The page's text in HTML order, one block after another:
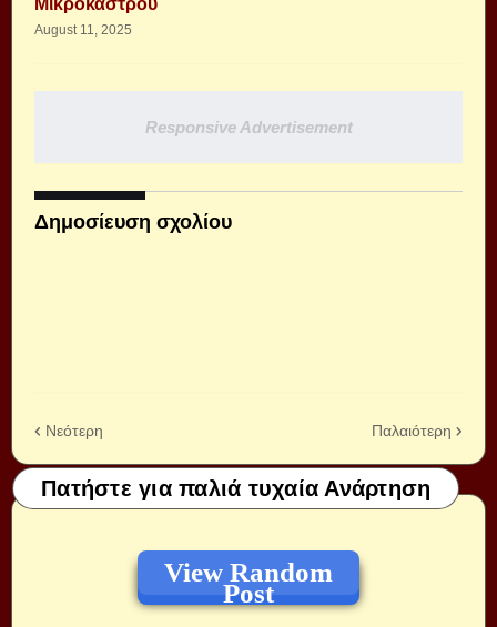
Μικροκάστρου
August 11, 2025
Responsive Advertisement
Δημοσίευση σχολίου
Νεότερη Παλαιότερη
Πατήστε για παλιά τυχαία Ανάρτηση
View Random
Post